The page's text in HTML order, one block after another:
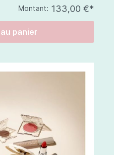
Montant: 133,00 €*
panier